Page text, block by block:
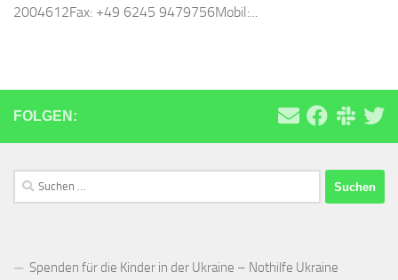
2004612Fax: +49 6245 9479756Mobil:...
FOLGEN:
Suchen
nach:
Spenden für die Kinder in der Ukraine – Nothilfe Ukraine